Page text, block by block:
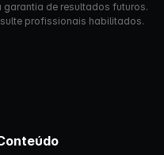
de resultados futuros.
profissionais habilitados.